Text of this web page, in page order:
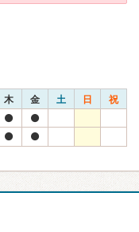
木 金 土 日 祝